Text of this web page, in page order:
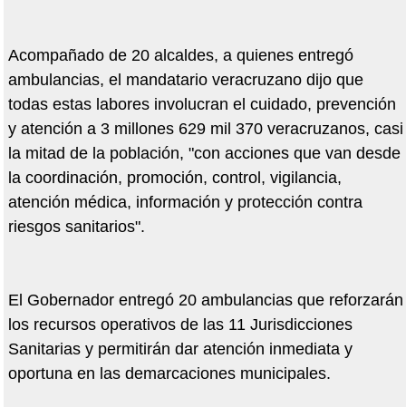
Acompañado de 20 alcaldes, a quienes entregó
ambulancias, el mandatario veracruzano dijo que
todas estas labores involucran el cuidado, prevención
y atención a 3 millones 629 mil 370 veracruzanos, casi
la mitad de la población, "con acciones que van desde
la coordinación, promoción, control, vigilancia,
atención médica, información y protección contra
riesgos sanitarios".
El Gobernador entregó 20 ambulancias que reforzarán
los recursos operativos de las 11 Jurisdicciones
Sanitarias y permitirán dar atención inmediata y
oportuna en las demarcaciones municipales.